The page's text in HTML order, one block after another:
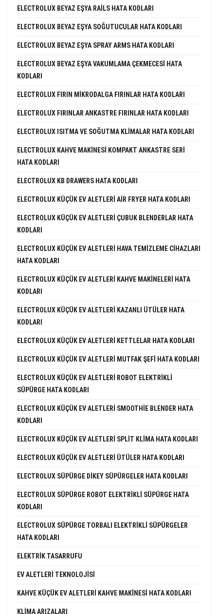
ELECTROLUX BEYAZ EŞYA RAILS HATA KODLARI
ELECTROLUX BEYAZ EŞYA SOĞUTUCULAR HATA KODLARI
ELECTROLUX BEYAZ EŞYA SPRAY ARMS HATA KODLARI
ELECTROLUX BEYAZ EŞYA VAKUMLAMA ÇEKMECESI HATA
KODLARI
ELECTROLUX FIRIN MIKRODALGA FIRINLAR HATA KODLARI
ELECTROLUX FIRINLAR ANKASTRE FIRINLAR HATA KODLARI
ELECTROLUX ISITMA VE SOĞUTMA KLIMALAR HATA KODLARI
ELECTROLUX KAHVE MAKINESI KOMPAKT ANKASTRE SERI
HATA KODLARI
ELECTROLUX KB DRAWERS HATA KODLARI
ELECTROLUX KÜÇÜK EV ALETLERI AIR FRYER HATA KODLARI
ELECTROLUX KÜÇÜK EV ALETLERI ÇUBUK BLENDERLAR HATA
KODLARI
ELECTROLUX KÜÇÜK EV ALETLERI HAVA TEMIZLEME CIHAZLARI
HATA KODLARI
ELECTROLUX KÜÇÜK EV ALETLERI KAHVE MAKINELERI HATA
KODLARI
ELECTROLUX KÜÇÜK EV ALETLERI KAZANLI ÜTÜLER HATA
KODLARI
ELECTROLUX KÜÇÜK EV ALETLERI KETTLELAR HATA KODLARI
ELECTROLUX KÜÇÜK EV ALETLERI MUTFAK ŞEFI HATA KODLARI
ELECTROLUX KÜÇÜK EV ALETLERI ROBOT ELEKTRIKLI
SÜPÜRGE HATA KODLARI
ELECTROLUX KÜÇÜK EV ALETLERI SMOOTHIE BLENDER HATA
KODLARI
ELECTROLUX KÜÇÜK EV ALETLERI SPLIT KLIMA HATA KODLARI
ELECTROLUX KÜÇÜK EV ALETLERI ÜTÜLER HATA KODLARI
ELECTROLUX SÜPÜRGE DIKEY SÜPÜRGELER HATA KODLARI
ELECTROLUX SÜPÜRGE ROBOT ELEKTRIKLI SÜPÜRGE HATA
KODLARI
ELECTROLUX SÜPÜRGE TORBALI ELEKTRIKLI SÜPÜRGELER
HATA KODLARI
ELEKTRIK TASARRUFU
EV ALETLERI TEKNOLOJISI
KAHVE KÜÇÜK EV ALETLERI KAHVE MAKINESI HATA KODLARI
KLIMA ARIZALARI